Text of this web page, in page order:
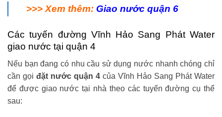
>>> Xem thêm: Giao nước quận 6
Các tuyến đường Vĩnh Hảo Sang Phát Water
giao nước tại quận 4
Nếu bạn đang có nhu cầu sử dụng nước nhanh chóng chỉ
cần gọi đặt nước quận 4 của Vĩnh Hảo Sang Phát Water
để được giao nước tại nhà theo các tuyến đường cụ thể
sau: